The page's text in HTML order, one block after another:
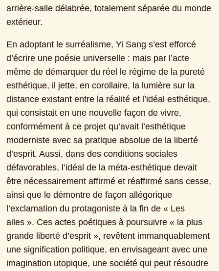
arrière-salle délabrée, totalement séparée du monde
extérieur.
En adoptant le surréalisme, Yi Sang s’est efforcé
d’écrire une poésie universelle : mais par l’acte
même de démarquer du réel le régime de la pureté
esthétique, il jette, en corollaire, la lumière sur la
distance existant entre la réalité et l’idéal esthétique,
qui consistait en une nouvelle façon de vivre,
conformément à ce projet qu’avait l’esthétique
moderniste avec sa pratique absolue de la liberté
d’esprit. Aussi, dans des conditions sociales
défavorables, l’idéal de la méta-esthétique devait
être nécessairement affirmé et réaffirmé sans cesse,
ainsi que le démontre de façon allégorique
l’exclamation du protagoniste à la fin de « Les
ailes ». Ces actes poétiques à poursuivre « la plus
grande liberté d’esprit », revêtent immanquablement
une signification politique, en envisageant avec une
imagination utopique, une société qui peut résoudre